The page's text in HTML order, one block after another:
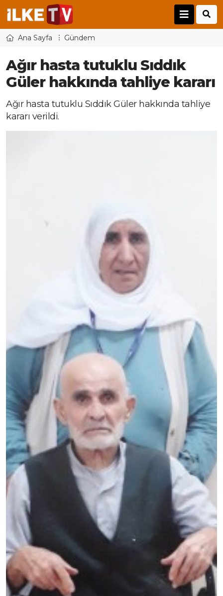
Ana Sayfa Gündem
Ağır hasta tutuklu Sıddık
Güler hakkında tahliye kararı
Ağır hasta tutuklu Sıddık Güler hakkında tahliye
kararı verildi.